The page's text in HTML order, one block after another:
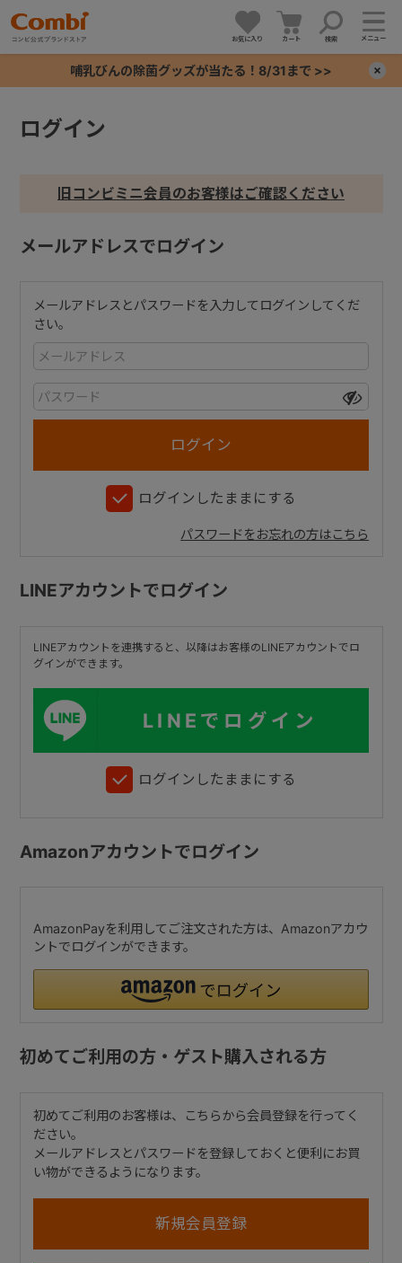
お気に入り カート 検索 メニュー
哺乳びんの除菌グッズが当たる！8/31まで >>
ログイン
旧コンビミニ会員のお客様はご確認ください
メールアドレスでログイン
メールアドレスとパスワードを入力してログインしてくだ
さい。
ログインしたままにする
パスワードをお忘れの方はこちら
LINEアカウントでログイン
LINEアカウントを連携すると、以降はお客様のLINEアカウントでロ
グインができます。
LINEでログイン
ログインしたままにする
Amazonアカウントでログイン
AmazonPayを利用してご注文された方は、Amazonアカウ
ントでログインができます。
初めてご利用の方・ゲスト購入される方
初めてご利用のお客様は、こちらから会員登録を行ってく
ださい。
メールアドレスとパスワードを登録しておくと便利にお買
い物ができるようになります。